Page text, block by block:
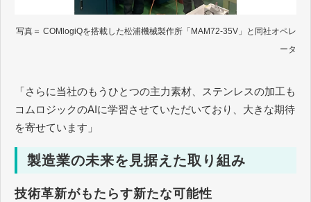
写真＝ COMlogiQを搭載した松浦機械製作所「MAM72-35V」と同社オペレ
ータ
「さらに当社のもうひとつの主力素材、ステンレスの加工も
コムロジックのAIに学習させていただいており、大きな期待
を寄せています」
製造業の未来を見据えた取り組み
技術革新がもたらす新たな可能性